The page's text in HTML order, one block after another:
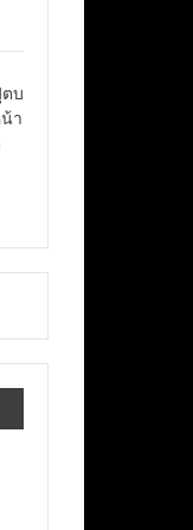
บ
า